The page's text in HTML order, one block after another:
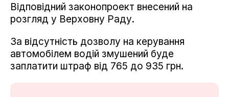
Відповідний законопроект внесений на
розгляд у Верховну Раду.
За відсутність дозволу на керування
автомобілем водій змушений буде
заплатити штраф від 765 до 935 грн.